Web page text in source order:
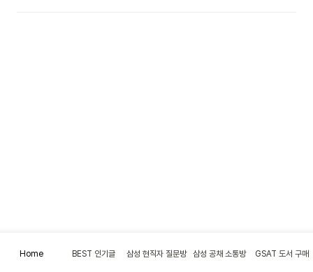
Home BEST 인기글 삼성 현직자 질문방 삼성 공채 소통방 GSAT 도서 구매